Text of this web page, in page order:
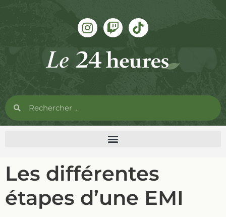
Les différentes
étapes d’une EMI